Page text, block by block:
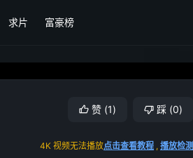
求片 富豪榜
赞 (1) 踩 (0)
4K 视频无法播放点击查看教程 , 播放检测